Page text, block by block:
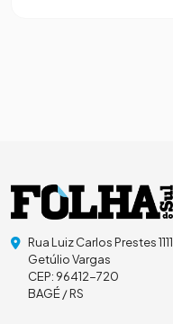
Rua Luiz Carlos Prestes 1111
Getúlio Vargas
CEP: 96412-720
BAGÉ / RS